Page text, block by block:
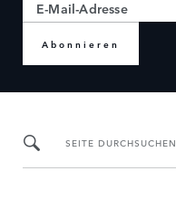
Abonnieren
SEITE DURCHSUCHEN